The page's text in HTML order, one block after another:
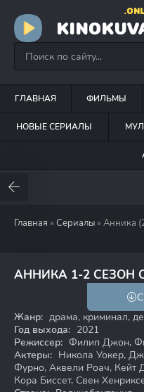
ГЛАВНАЯ ФИЛЬМЫ
НОВЫЕ СЕРИАЛЫ
Главная » Сериалы » Анника
АННИКА 1-2 СЕЗОН
6.3
Жанр: драма, криминал,
Год выхода: 2021
Режиссер: Филип Джон,
Актеры: Никола Уокер,
Фурно, Аквели Роач, Кейт
Кора Биссет, Свен